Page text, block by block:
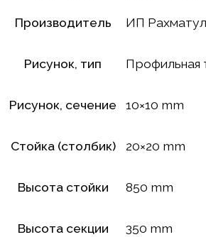
Производитель ИП
Рисунок, тип Профильная
Рисунок, сечение 10×10 mm
Стойка (столбик) 20×20 mm
Высота стойки 850 mm
Высота секции 350 mm